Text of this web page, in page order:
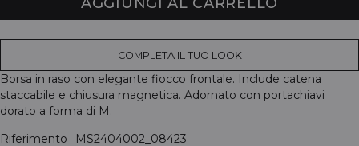
COMPLETA IL TUO LOOK
Borsa in raso con elegante fiocco frontale. Include catena
staccabile e chiusura magnetica. Adornato con portachiavi
dorato a forma di M.
Riferimento
MS2404002_08423